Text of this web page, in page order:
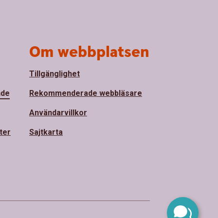
Om webbplatsen
Tillgänglighet
Rekommenderade webbläsare
Användarvillkor
Sajtkarta